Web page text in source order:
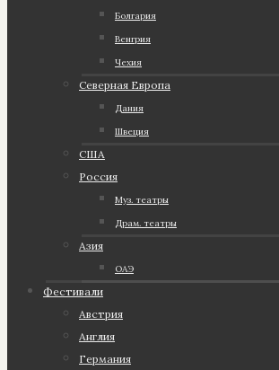
Болгария
Венгрия
Чехия
Северная Европа
Дания
Швеция
США
Россия
Муз. театры
Драм. театры
Азия
ОАЭ
Фестивали
Австрия
Англия
Германия